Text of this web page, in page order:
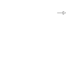
Next